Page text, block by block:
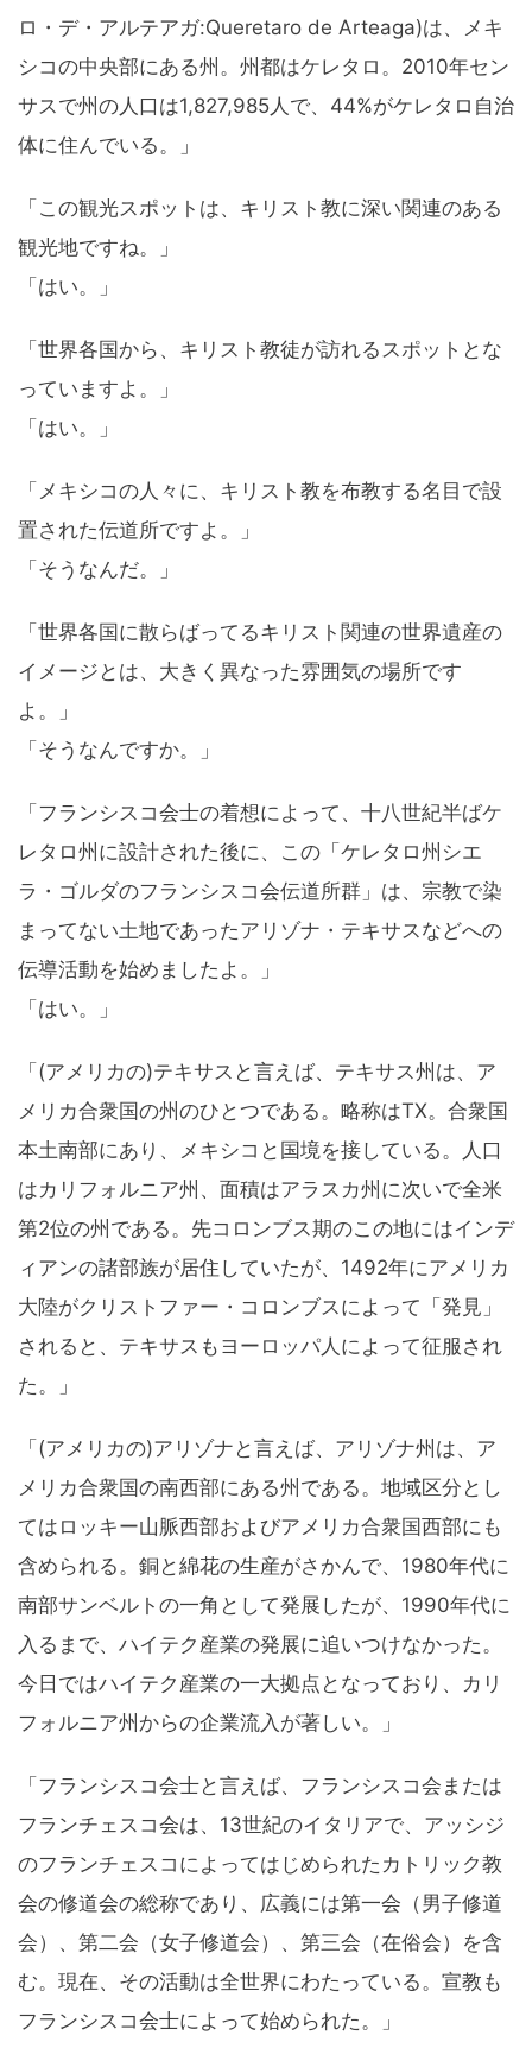
ロ・デ・アルテアガ:Queretaro de Arteaga)は、メキ
シコの中央部にある州。州都はケレタロ。2010年セン
サスで州の人口は1,827,985人で、44%がケレタロ自治
体に住んでいる。」
「この観光スポットは、キリスト教に深い関連のある
観光地ですね。」
「はい。」
「世界各国から、キリスト教徒が訪れるスポットとな
っていますよ。」
「はい。」
「メキシコの人々に、キリスト教を布教する名目で設
置された伝道所ですよ。」
「そうなんだ。」
「世界各国に散らばってるキリスト関連の世界遺産の
イメージとは、大きく異なった雰囲気の場所です
よ。」
「そうなんですか。」
「フランシスコ会士の着想によって、十八世紀半ばケ
レタロ州に設計された後に、この「ケレタロ州シエ
ラ・ゴルダのフランシスコ会伝道所群」は、宗教で染
まってない土地であったアリゾナ・テキサスなどへの
伝導活動を始めましたよ。」
「はい。」
「(アメリカの)テキサスと言えば、テキサス州は、ア
メリカ合衆国の州のひとつである。略称はTX。合衆国
本土南部にあり、メキシコと国境を接している。人口
はカリフォルニア州、面積はアラスカ州に次いで全米
第2位の州である。先コロンブス期のこの地にはインデ
ィアンの諸部族が居住していたが、1492年にアメリカ
大陸がクリストファー・コロンブスによって「発見」
されると、テキサスもヨーロッパ人によって征服され
た。」
「(アメリカの)アリゾナと言えば、アリゾナ州は、ア
メリカ合衆国の南西部にある州である。地域区分とし
てはロッキー山脈西部およびアメリカ合衆国西部にも
含められる。銅と綿花の生産がさかんで、1980年代に
南部サンベルトの一角として発展したが、1990年代に
入るまで、ハイテク産業の発展に追いつけなかった。
今日ではハイテク産業の一大拠点となっており、カリ
フォルニア州からの企業流入が著しい。」
「フランシスコ会士と言えば、フランシスコ会または
フランチェスコ会は、13世紀のイタリアで、アッシジ
のフランチェスコによってはじめられたカトリック教
会の修道会の総称であり、広義には第一会（男子修道
会）、第二会（女子修道会）、第三会（在俗会）を含
む。現在、その活動は全世界にわたっている。宣教も
フランシスコ会士によって始められた。」